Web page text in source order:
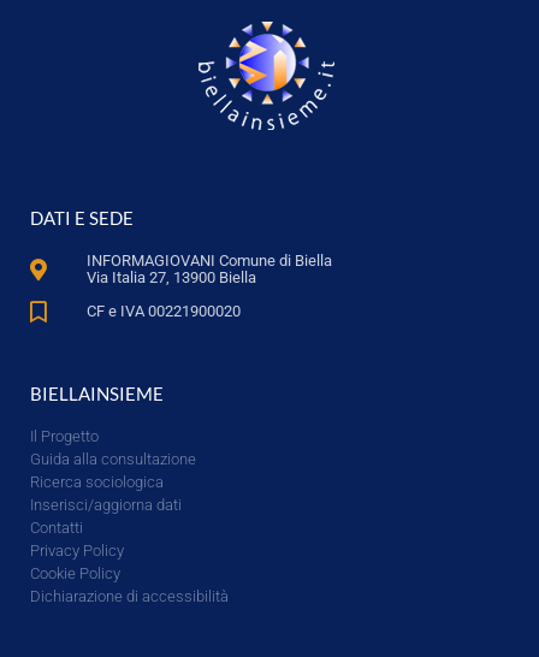
DATI E SEDE
INFORMAGIOVANI Comune di Biella
Via Italia 27, 13900 Biella
CF e IVA 00221900020
BIELLAINSIEME
Il Progetto
Guida alla consultazione
Ricerca sociologica
Inserisci/aggiorna dati
Contatti
Privacy Policy
Cookie Policy
Dichiarazione di accessibilità